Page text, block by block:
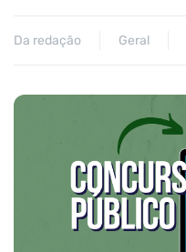
Da redação Geral